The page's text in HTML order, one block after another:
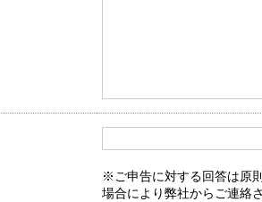
※ご申告に対する回答は原
場合により弊社からご連絡